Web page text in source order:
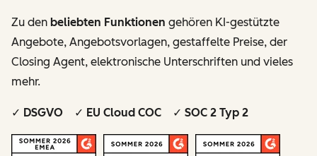
Zu den beliebten Funktionen gehören KI-gestützte
Angebote, Angebotsvorlagen, gestaffelte Preise, der
Closing Agent, elektronische Unterschriften und vieles
mehr.
✓ DSGVO ✓ EU Cloud COC ✓ SOC 2 Typ 2